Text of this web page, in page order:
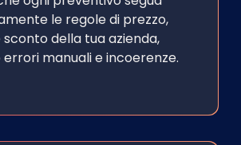
le regole di prezzo,
della tua azienda,
manuali e incoerenze.